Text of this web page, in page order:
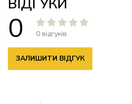
ВІДГУКИ
0 0 відгуків
ЗАЛИШИТИ ВІДГУК